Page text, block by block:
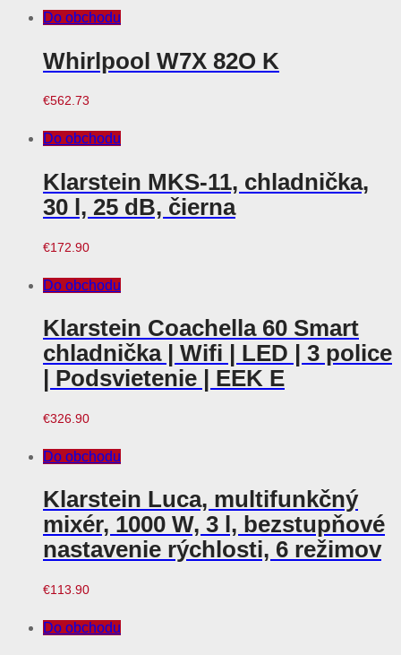
Do obchodu
Whirlpool W7X 82O K
€562.73
Do obchodu
Klarstein MKS-11, chladnička,
30 l, 25 dB, čierna
€172.90
Do obchodu
Klarstein Coachella 60 Smart
chladnička | Wifi | LED | 3 police
| Podsvietenie | EEK E
€326.90
Do obchodu
Klarstein Luca, multifunkčný
mixér, 1000 W, 3 l, bezstupňové
nastavenie rýchlosti, 6 režimov
€113.90
Do obchodu